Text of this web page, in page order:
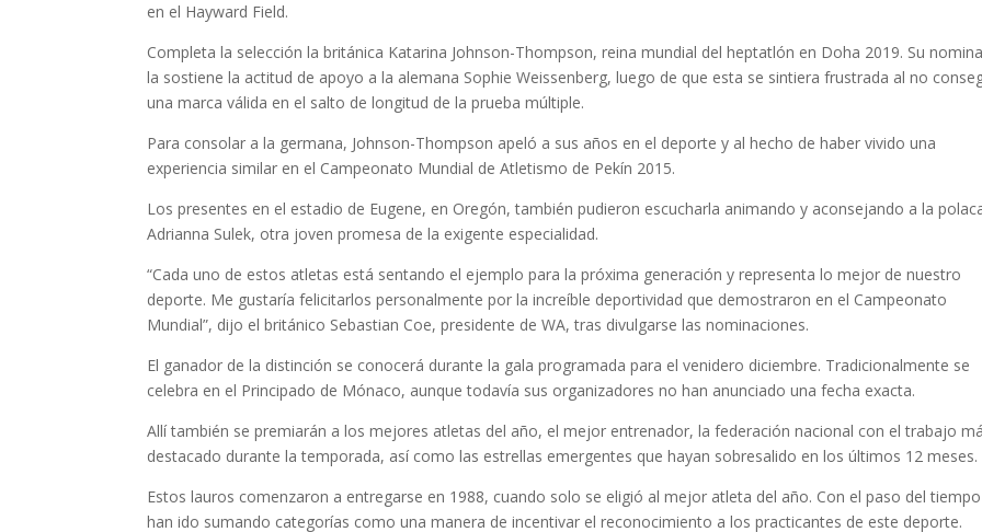
en el Hayward Field.
Completa la selección la británica Katarina Johnson-Thompson, reina mundial del heptatlón en Doha 2019. Su
la sostiene la actitud de apoyo a la alemana Sophie Weissenberg, luego de que esta se sintiera frustrada al no
una marca válida en el salto de longitud de la prueba múltiple.
Para consolar a la germana, Johnson-Thompson apeló a sus años en el deporte y al hecho de haber vivido una
experiencia similar en el Campeonato Mundial de Atletismo de Pekín 2015.
Los presentes en el estadio de Eugene, en Oregón, también pudieron escucharla animando y aconsejando a la
Adrianna Sulek, otra joven promesa de la exigente especialidad.
“Cada uno de estos atletas está sentando el ejemplo para la próxima generación y representa lo mejor de nuestro
deporte. Me gustaría felicitarlos personalmente por la increíble deportividad que demostraron en el Campeonato
Mundial”, dijo el británico Sebastian Coe, presidente de WA, tras divulgarse las nominaciones.
El ganador de la distinción se conocerá durante la gala programada para el venidero diciembre. Tradicionalmente se
celebra en el Principado de Mónaco, aunque todavía sus organizadores no han anunciado una fecha exacta.
Allí también se premiarán a los mejores atletas del año, el mejor entrenador, la federación nacional con el trabajo
destacado durante la temporada, así como las estrellas emergentes que hayan sobresalido en los últimos 12 meses.
Estos lauros comenzaron a entregarse en 1988, cuando solo se eligió al mejor atleta del año. Con el paso del
han ido sumando categorías como una manera de incentivar el reconocimiento a los practicantes de este deporte.